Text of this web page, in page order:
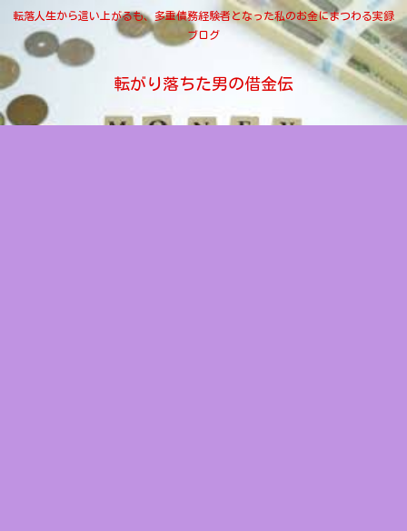
転落人生から這い上がるも、多重債務経験者となった私のお金にまつわる実録
ブログ
転がり落ちた男の借金伝